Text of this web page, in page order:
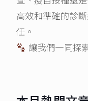
高效和準確的診
任。
讓我們一同探